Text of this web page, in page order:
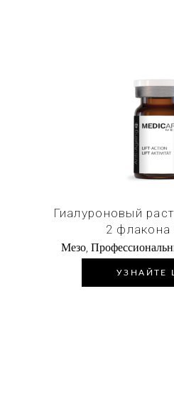
Купить в
Гиалуроновый
2 флакона
Мезо,
УЗНАЙТЕ